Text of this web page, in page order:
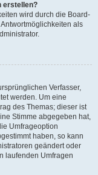
erstellen?
wird durch die Board-
als
Verfasser,
werden. Um eine
des Themas; dieser ist
Stimme abgegeben hat,
Umfrageoption
haben, so kann
geändert oder
laufenden Umfragen